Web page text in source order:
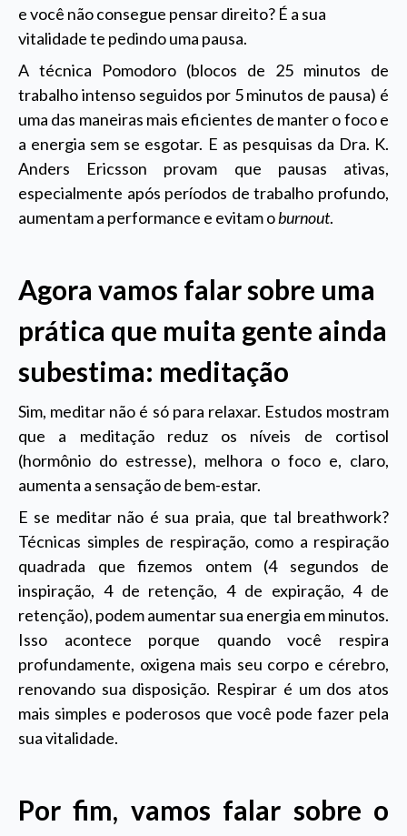
e você não consegue pensar direito? É a sua
vitalidade te pedindo uma pausa.
A técnica Pomodoro (blocos de 25 minutos de
trabalho intenso seguidos por 5 minutos de pausa) é
uma das maneiras mais eficientes de manter o foco e
a energia sem se esgotar. E as pesquisas da Dra. K.
Anders Ericsson provam que pausas ativas,
especialmente após períodos de trabalho profundo,
aumentam a performance e evitam oburnout.
Agora vamos falar sobre uma
prática que muita gente ainda
subestima: meditação
Sim, meditar não é só para relaxar. Estudos mostram
que a meditação reduz os níveis de cortisol
(hormônio do estresse), melhora o foco e, claro,
aumenta a sensação de bem-estar.
E se meditar não é sua praia, que tal breathwork?
Técnicas simples de respiração, como a respiração
quadrada que fizemos ontem (4 segundos de
inspiração, 4 de retenção, 4 de expiração, 4 de
retenção), podem aumentar sua energia em minutos.
Isso acontece porque quando você respira
profundamente, oxigena mais seu corpo e cérebro,
renovando sua disposição. Respirar é um dos atos
mais simples e poderosos que você pode fazer pela
sua vitalidade.
Por fim, vamos falar sobre o